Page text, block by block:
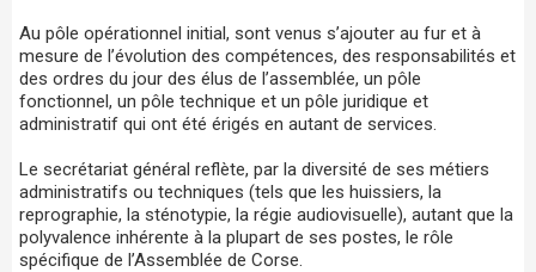
Au pôle opérationnel initial, sont venus s’ajouter au fur et à
mesure de l’évolution des compétences, des responsabilités et
des ordres du jour des élus de l’assemblée, un pôle
fonctionnel, un pôle technique et un pôle juridique et
administratif qui ont été érigés en autant de services.
Le secrétariat général reflète, par la diversité de ses métiers
administratifs ou techniques (tels que les huissiers, la
reprographie, la sténotypie, la régie audiovisuelle), autant que la
polyvalence inhérente à la plupart de ses postes, le rôle
spécifique de l’Assemblée de Corse.